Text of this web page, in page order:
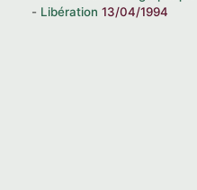
Libération 13/04/1994